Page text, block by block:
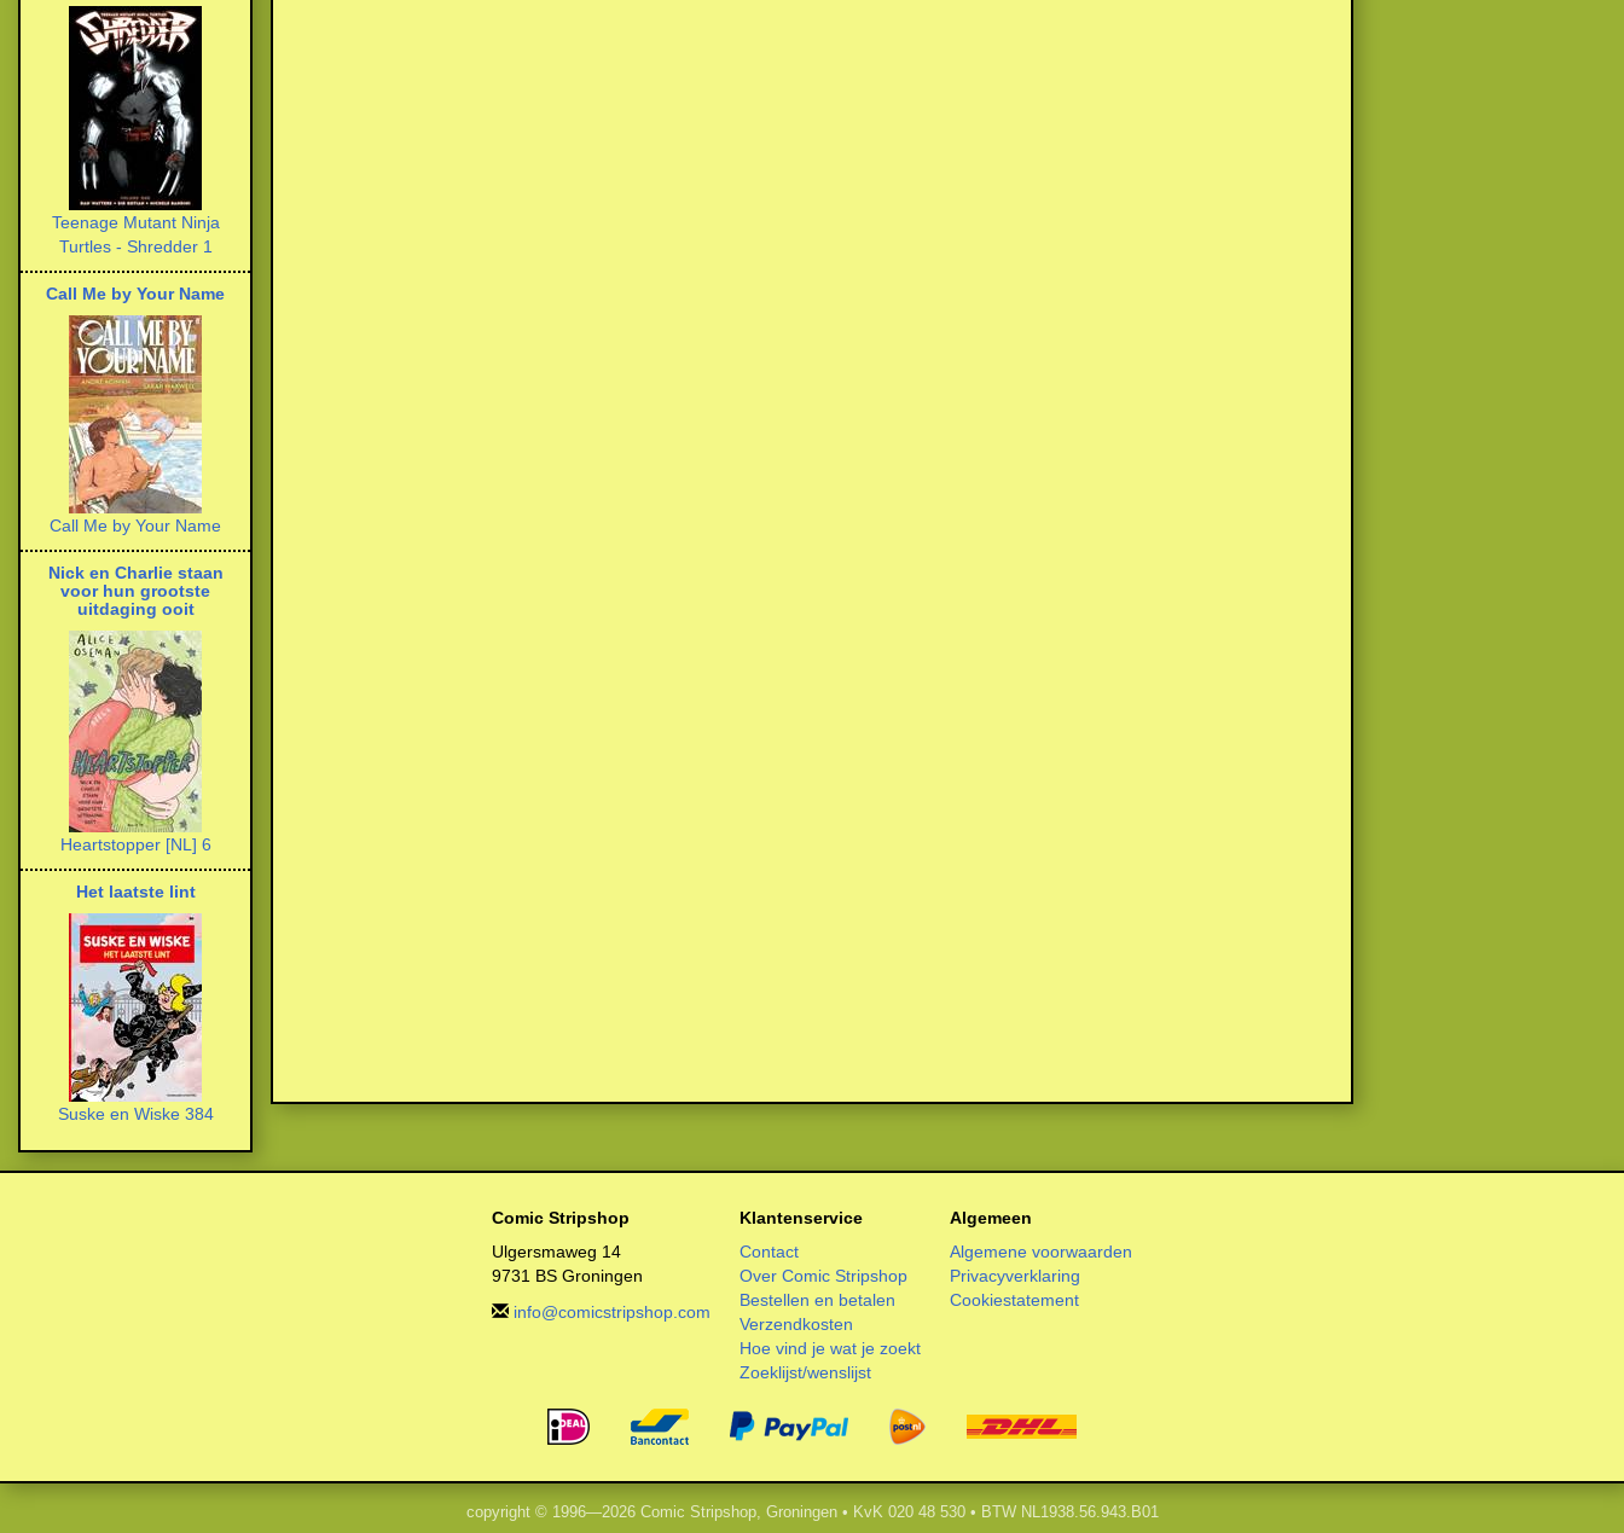
Teenage Mutant Ninja
Turtles - Shredder 1
Call Me by Your Name
Call Me by Your Name
Nick en Charlie staan
voor hun grootste
uitdaging ooit
Heartstopper [NL] 6
Het laatste lint
Suske en Wiske 384
Comic Stripshop
Ulgersmaweg 14
9731 BS Groningen
info@comicstripshop.com
Klantenservice
Contact
Over Comic Stripshop
Bestellen en betalen
Verzendkosten
Hoe vind je wat je zoekt
Zoeklijst/wenslijst
Algemeen
Algemene voorwaarden
Privacyverklaring
Cookiestatement
copyright © 1996—2026 Comic Stripshop, Groningen • KvK 020 48 530 • BTW NL1938.56.943.B01